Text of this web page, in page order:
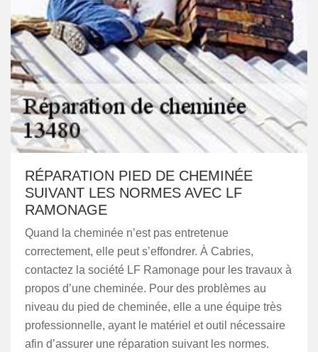
RÉPARATION PIED DE CHEMINÉE
SUIVANT LES NORMES AVEC LF
RAMONAGE
Quand la cheminée n’est pas entretenue
correctement, elle peut s’effondrer. À Cabries,
contactez la société LF Ramonage pour les travaux à
propos d’une cheminée. Pour des problèmes au
niveau du pied de cheminée, elle a une équipe très
professionnelle, ayant le matériel et outil nécessaire
afin d’assurer une réparation suivant les normes.